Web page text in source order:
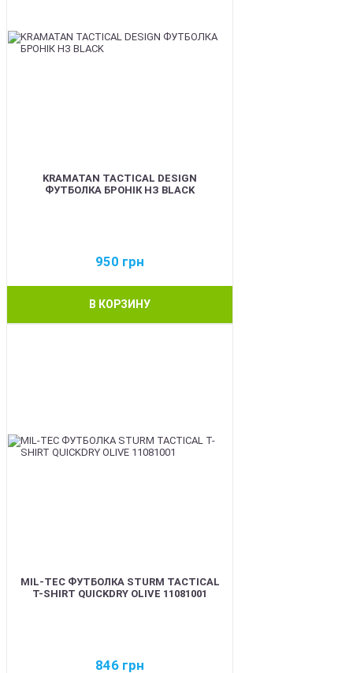
KRAMATAN TACTICAL DESIGN
ФУТБОЛКА БРОНІК НЗ BLACK
950 грн
В КОРЗИНУ
MIL-TEC ФУТБОЛКА STURM TACTICAL
T-SHIRT QUICKDRY OLIVE 11081001
846 грн